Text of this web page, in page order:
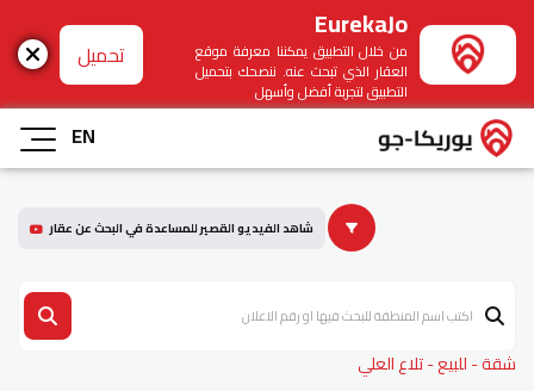
EurekaJo
من خلال التطبيق يمكننا معرفة موقع
العقار الذي تبحث عنه. ننصحك بتحميل
التطبيق لتجربة أفضل وأسهل
تحميل
EN
شقة - للبيع - تلاع العلي
شاهد الفيديو القصير للمساعدة في البحث عن عقار